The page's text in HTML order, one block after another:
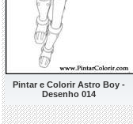
Pintar e Colorir Astro Boy -
Desenho 014